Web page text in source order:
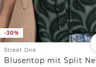
-30%
Street One